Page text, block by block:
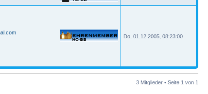
Do, 01.12.2005, 08:23:00
3 Mitglieder • Seite 1 von 1